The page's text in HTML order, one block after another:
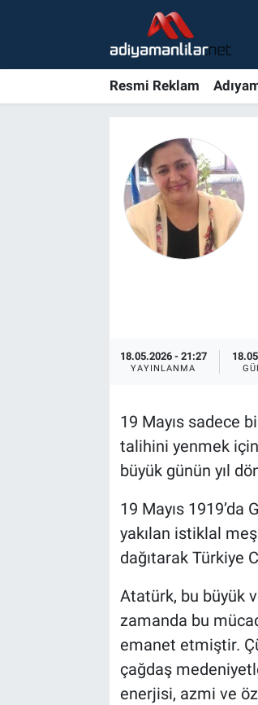
Resmi Reklam
18.05.2026 - 21:27
YAYINLANMA
19 Mayıs sadece
talihini yenmek için
büyük günün yıl
19 Mayıs 1919’da
yakılan istiklal
dağıtarak Türkiye
Atatürk, bu büyük
zamanda bu
emanet etmiştir.
çağdaş
enerjisi, azmi ve
Siyaset
Bölge Haberleri
BİLİM VE TEKNOLOJİ
Nöbetçi Eczaneler
Hava Durumu
Adiyaman Namaz Vakitleri
Trafik Durumu
Süper Lig Puan Durumu ve Fikstür